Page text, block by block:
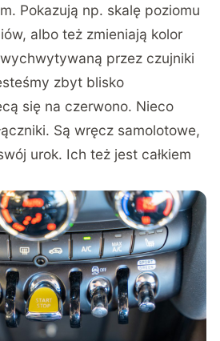
Pokazują np. skalę poziomu
albo też zmieniają kolor
przez czujniki
zbyt blisko
się na czerwono. Nieco
Są wręcz samolotowe,
urok. Ich też jest całkiem